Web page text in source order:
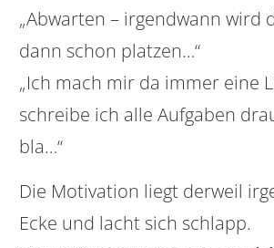
„Abwarten – irgendwann wird
dann schon platzen…“
„Ich mach mir da immer eine
schreibe ich alle Aufgaben
bla…“
Die Motivation liegt derweil
Ecke und lacht sich schlapp.